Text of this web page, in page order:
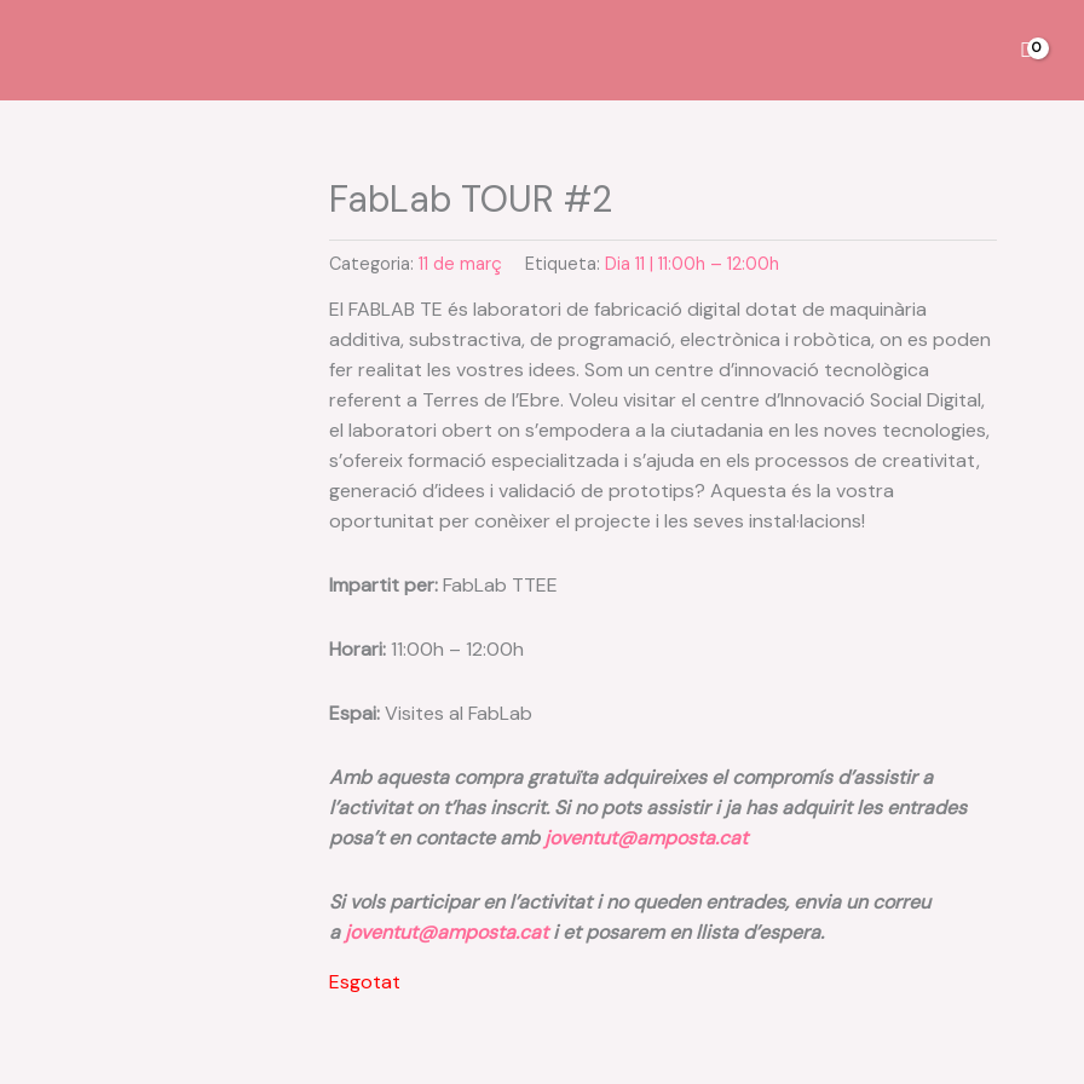
FabLab TOUR #2
Categoria: 11 de març Etiqueta: Dia 11 | 11:00h – 12:00h
El FABLAB TE és laboratori de fabricació digital dotat de maquinària
additiva, substractiva, de programació, electrònica i robòtica, on es poden
fer realitat les vostres idees. Som un centre d’innovació tecnològica
referent a Terres de l’Ebre. Voleu visitar el centre d’Innovació Social Digital,
el laboratori obert on s’empodera a la ciutadania en les noves tecnologies,
s’ofereix formació especialitzada i s’ajuda en els processos de creativitat,
generació d’idees i validació de prototips? Aquesta és la vostra
oportunitat per conèixer el projecte i les seves instal·lacions!
Impartit per:FabLab TTEE
Horari: 11:00h – 12:00h
Espai:Visites al FabLab
Amb aquesta compra gratuïta adquireixes el compromís d’assistir a
l’activitat on t’has inscrit. Si no pots assistir i ja has adquirit les entrades
posa’t en contacte ambjoventut@amposta.cat
Si vols participar en l’activitat i no queden entrades, envia un correu
ajoventut@amposta.cati et posarem en llista d’espera.
Esgotat